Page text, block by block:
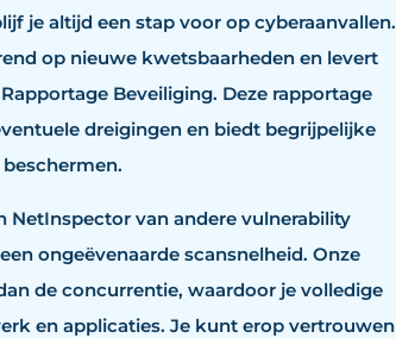
je altijd een stap voor op cyberaanvallen.
op nieuwe kwetsbaarheden en levert
Beveiliging. Deze rapportage
dreigingen en biedt begrijpelijke
NetInspector van andere vulnerability
ongeëvenaarde scansnelheid. Onze
de concurrentie, waardoor je volledige
en applicaties. Je kunt erop vertrouwen